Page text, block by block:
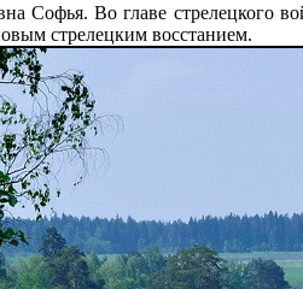
Софья. Во главе стрелецкого
стрелецким восстанием.